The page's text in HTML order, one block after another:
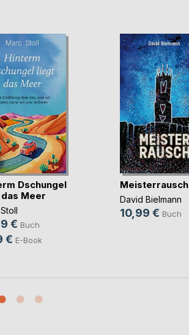
Dschungel
Meer
€ Buch
€ E-Book
Meisterrausch
David Bielmann
10,99 € Buch